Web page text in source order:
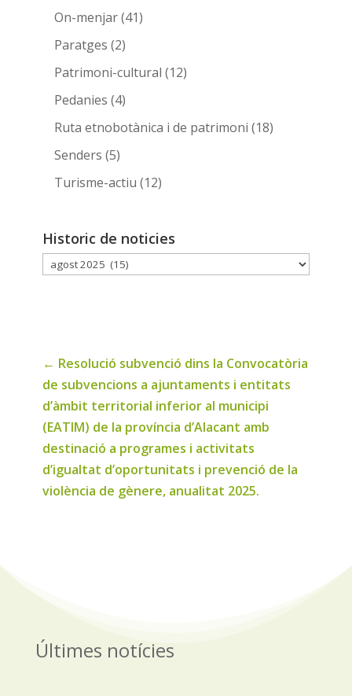
On-menjar(41)
Paratges (2)
Patrimoni-cultural (12)
Pedanies (4)
Ruta etnobotànica i de patrimoni (18)
Senders (5)
Turisme-actiu (12)
Historic de noticies
Historic
← Resolució subvenció dins la Convocatòria
de subvencions a ajuntaments i entitats
d’àmbit territorial inferior al municipi
(EATIM) de la província d’Alacant amb
destinació a programes i activitats
d’igualtat d’oportunitats i prevenció de la
violència de gènere, anualitat 2025.
Últimes notícies